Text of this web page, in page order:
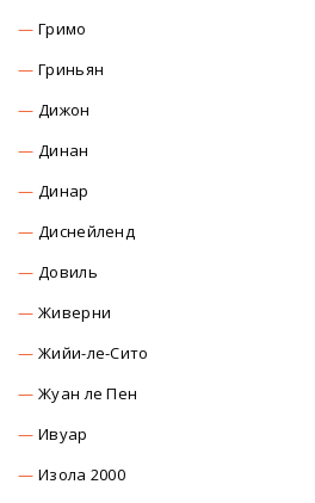
Гримо
Гриньян
Дижон
Динан
Динар
Диснейленд
Довиль
Живерни
Жийи-ле-Сито
Жуан ле Пен
Ивуар
Изола 2000